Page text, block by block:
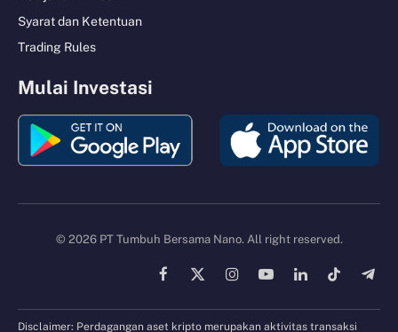
Syarat dan Ketentuan
Trading Rules
Mulai Investasi
© 2026 PT Tumbuh Bersama Nano. All right reserved.
Facebook
X
InstagramYouTubeLinkedInTikTok
Disclaimer: Perdagangan aset kripto merupakan aktivitas transaksi